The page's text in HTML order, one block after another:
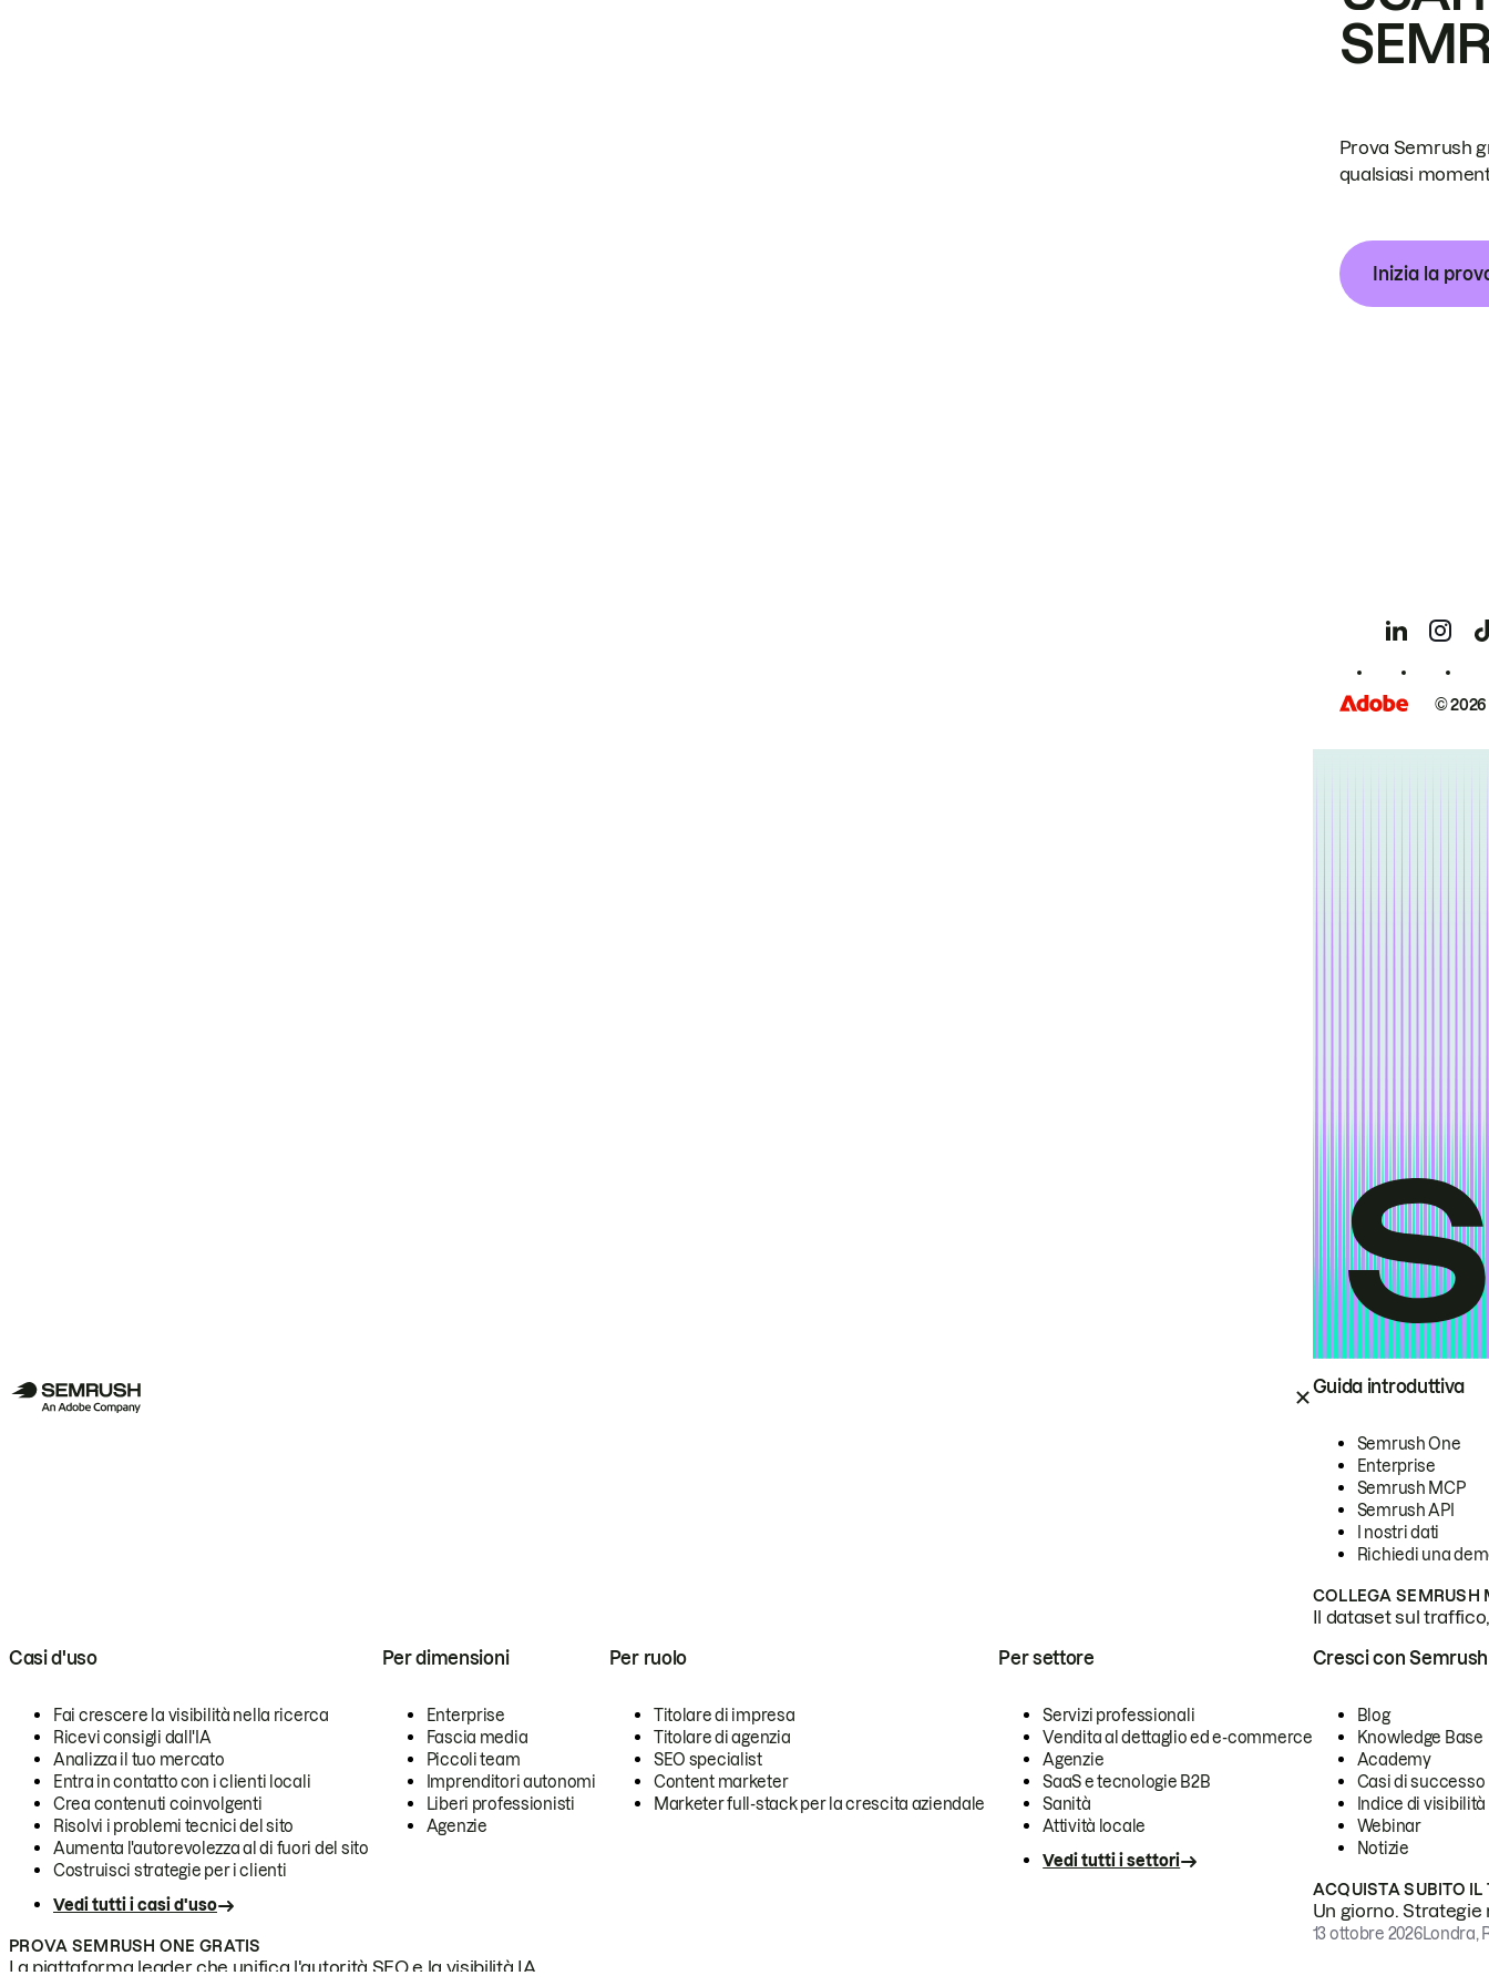
Guida introduttiva
Semrush One
Enterprise
Semrush MCP
Semrush API
I nostri dati
Richiedi una
COLLEGA SEMRUSH
Il dataset sul
Casi d'uso
Fai crescere la visibilità nella ricerca
Ricevi consigli dall'IA
Analizza il tuo mercato
Entra in contatto con i clienti locali
Crea contenuti coinvolgenti
Risolvi i problemi tecnici del sito
Aumenta l'autorevolezza al di fuori del sito
Costruisci strategie per i clienti
Vedi tutti i casi d'uso
Per dimensioni
Enterprise
Fascia media
Piccoli team
Imprenditori autonomi
Liberi professionisti
Agenzie
Per ruolo
Titolare di impresa
Titolare di agenzia
SEO specialist
Content marketer
Marketer full-stack per la crescita aziendale
Per settore
Servizi professionali
Vendita al dettaglio ed e-commerce
Agenzie
SaaS e tecnologie B2B
Sanità
Attività locale
Vedi tutti i settori
PROVA SEMRUSH ONE GRATIS
La piattaforma leader che unifica l'autorità SEO e la visibilità IA.
Cresci con Semrush
Blog
Knowledge Base
Academy
Casi di successo
Indice di visibilità
Webinar
Notizie
ACQUISTA SUBITO IL
Un giorno.
13 ottobre 2026Londra,
Prova Semrush
qualsiasi
Inizia la
©